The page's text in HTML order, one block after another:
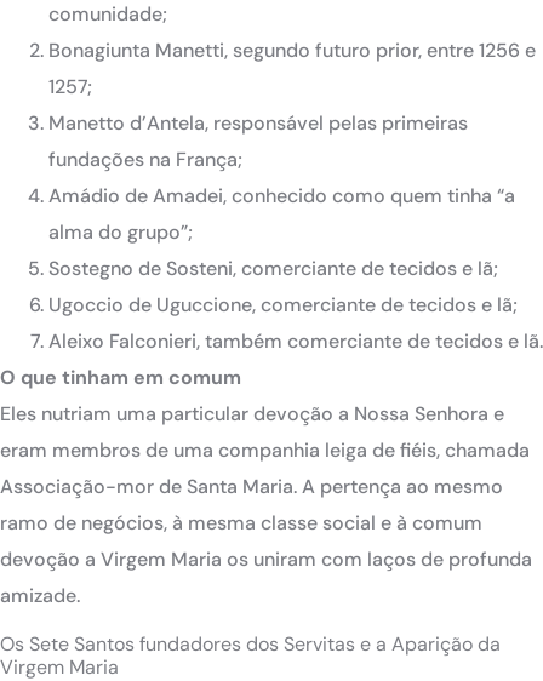
comunidade;
Bonagiunta Manetti, segundo futuro prior, entre 1256 e
1257;
Manetto d’Antela, responsável pelas primeiras
fundações na França;
Amádio de Amadei, conhecido como quem tinha “a
alma do grupo”;
Sostegno de Sosteni, comerciante de tecidos e lã;
Ugoccio de Uguccione, comerciante de tecidos e lã;
Aleixo Falconieri, também comerciante de tecidos e lã.
O que tinham em comum
Eles nutriam uma particular devoção a Nossa Senhora e
eram membros de uma companhia leiga de fiéis, chamada
Associação-mor de Santa Maria. A pertença ao mesmo
ramo de negócios, à mesma classe social e à comum
devoção a Virgem Maria os uniram com laços de profunda
amizade.
Os Sete Santos fundadores dos Servitas e a Aparição da
Virgem Maria